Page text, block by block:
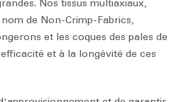
Nos tissus multiaxiaux,
de Non-Crimp-Fabrics,
et les coques des pales de
et à la longévité de ces